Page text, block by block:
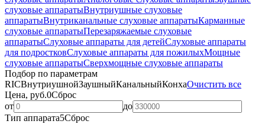
слуховые аппаратыВнутриушные слуховые
аппаратыВнутриканальные слуховые аппаратыКарманные
слуховые аппаратыПерезаряжаемые слуховые
аппаратыСлуховые аппараты для детейСлуховые аппараты
для подростковСлуховые аппараты для пожилыхМощные
слуховые аппаратыСверхмощные слуховые аппараты
Подбор по параметрам
RICВнутриушнойЗаушныйКанальныйКонхаОчистить все
Цена, руб.0Сброс
от
до
Тип аппарата5Сброс